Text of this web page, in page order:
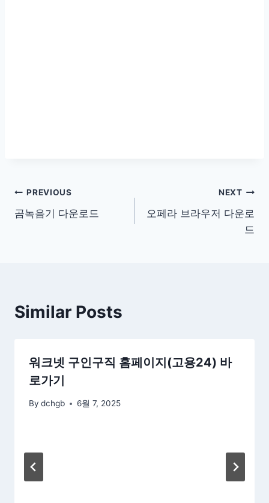
글
탐
PREVIOUS
곰녹음기 다운로드
NEXT
오페라 브라우저 다운로
드
Similar Posts
워크넷 구인구직 홈페이지(고용24) 바
로가기
By dchgb 6월 7, 2025